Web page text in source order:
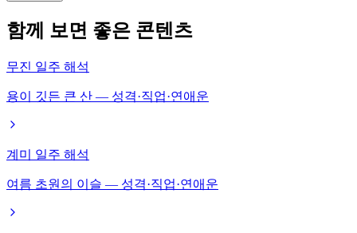
함께 보면 좋은 콘텐츠
무진 일주 해석
용이 깃든 큰 산 — 성격·직업·연애운
계미 일주 해석
여름 초원의 이슬 — 성격·직업·연애운